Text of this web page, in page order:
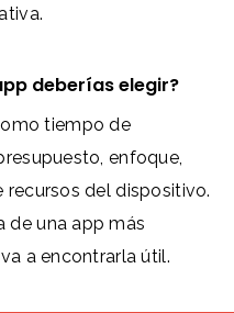
deberías elegir?
tiempo de
enfoque,
del dispositivo.
de una app más
a encontrarla útil.